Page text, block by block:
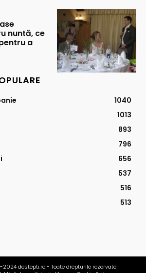
nuntă, ce
a
1040
1013
893
796
656
537
516
513
2024 destepti.ro - Toate drepturile rezervate